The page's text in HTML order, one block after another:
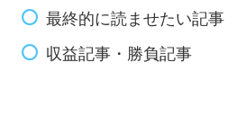
最終的に読ませたい記事
収益記事・勝負記事